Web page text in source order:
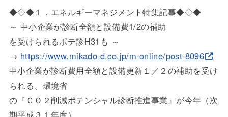
◆◇◆１．エネルギーマネジメント特集記事◆◇◆
～ 中小企業が診断全額と設備費1/2の補助
を受けられるポテ診H31も ～
→ https://www.mikado-d.co.jp/m-online/post-8096
中小企業が診断費用全額と設備更新１／２の補助を受け
られる、環境省
の『ＣＯ２削減ポテンシャル診断推進事業』が今年（次